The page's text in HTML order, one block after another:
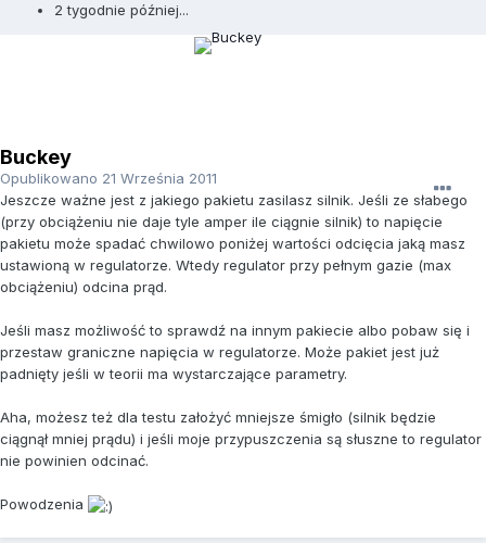
2 tygodnie później...
Buckey
Opublikowano 21 Września 2011
Jeszcze ważne jest z jakiego pakietu zasilasz silnik. Jeśli ze słabego
(przy obciążeniu nie daje tyle amper ile ciągnie silnik) to napięcie
pakietu może spadać chwilowo poniżej wartości odcięcia jaką masz
ustawioną w regulatorze. Wtedy regulator przy pełnym gazie (max
obciążeniu) odcina prąd.
Jeśli masz możliwość to sprawdź na innym pakiecie albo pobaw się i
przestaw graniczne napięcia w regulatorze. Może pakiet jest już
padnięty jeśli w teorii ma wystarczające parametry.
Aha, możesz też dla testu założyć mniejsze śmigło (silnik będzie
ciągnął mniej prądu) i jeśli moje przypuszczenia są słuszne to regulator
nie powinien odcinać.
Powodzenia